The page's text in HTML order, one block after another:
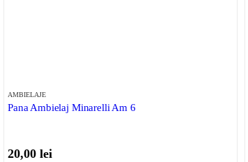
AMBIELAJE
Pana Ambielaj Minarelli Am 6
20,00 lei